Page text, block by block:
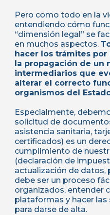
Pero como todo en la
entendiendo cómo
“dimensión legal” se
en muchos aspectos.
hacer los trámites
la propagación de un
intermediarios que
alterar el correcto
organismos del
Especialmente,
solicitud de
asistencia sanitaria,
certificados) es un
cumplimiento de
(declaración de
actualización de datos,
debe ser un proceso
organizados, entender
plataformas y hacer
para darse de alta.